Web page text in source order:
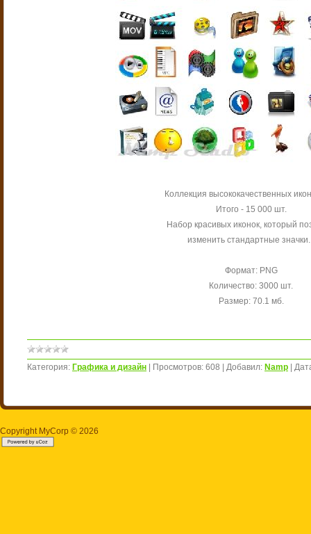
Коллекция высококачественных
Итого - 15 000 шт.
Набор красивых иконок, который
изменить стандартные
Формат: PNG
Количество: 3000 шт.
Размер: 70.1 мб.
Категория: Графика и дизайн Просмотров: 608 Добавил: Namp
Copyright MyCorp © 2026